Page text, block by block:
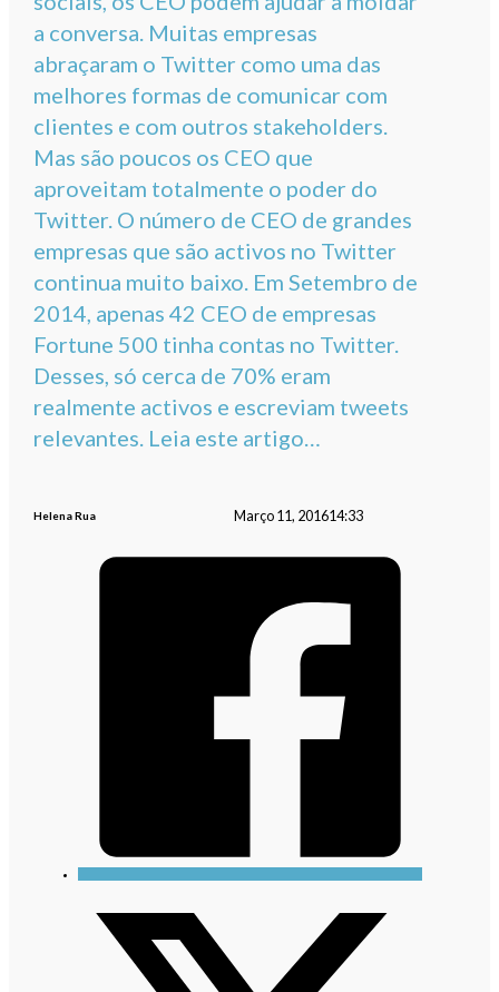
a conversa. Muitas empresas
abraçaram o Twitter como uma das
melhores formas de comunicar com
clientes e com outros stakeholders.
Mas são poucos os CEO que
aproveitam totalmente o poder do
Twitter. O número de CEO de grandes
empresas que são activos no Twitter
continua muito baixo. Em Setembro de
2014, apenas 42 CEO de empresas
Fortune 500 tinha contas no Twitter.
Desses, só cerca de 70% eram
realmente activos e escreviam tweets
relevantes. Leia este artigo…
Helena Rua Março 11, 201614:33